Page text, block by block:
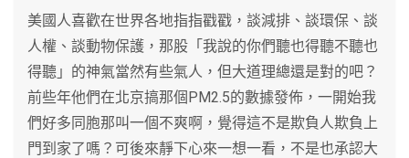
美國人喜歡在世界各地指指戳戳，談減排、談環保、談
人權、談動物保護，那股「我說的你們聽也得聽不聽也
得聽」的神氣當然有些氣人，但大道理總還是對的吧？
前些年他們在北京搞那個PM2.5的數據發佈，一開始我
們好多同胞那叫一個不爽啊，覺得這不是欺負人欺負上
門到家了嗎？可後來靜下心來一想一看，不是也承認大